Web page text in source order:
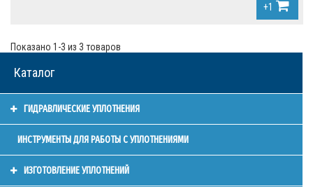
+1
Показано 1-3 из 3 товаров
Каталог
ГИДРАВЛИЧЕСКИЕ УПЛОТНЕНИЯ
ИНСТРУМЕНТЫ ДЛЯ РАБОТЫ С УПЛОТНЕНИЯМИ
ИЗГОТОВЛЕНИЕ УПЛОТНЕНИЙ